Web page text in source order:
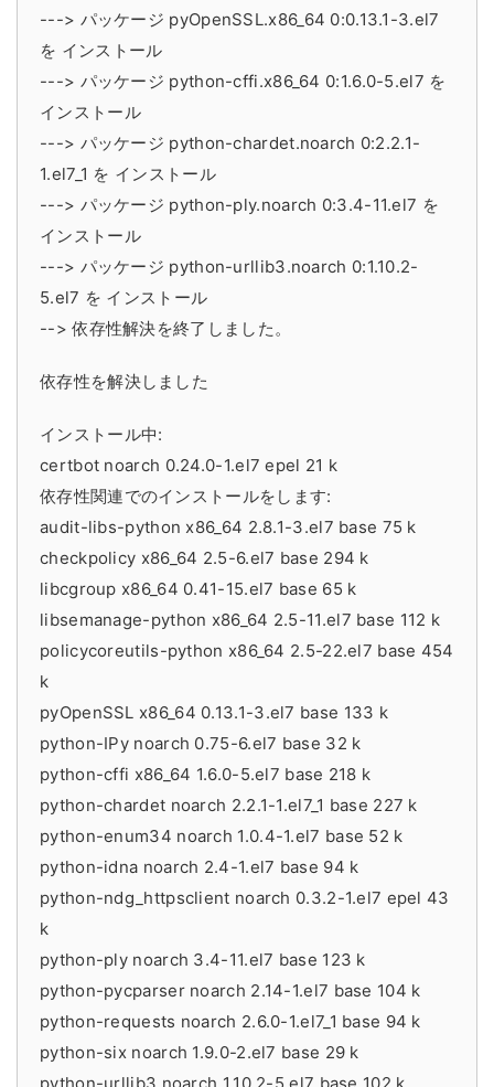
---> パッケージ pyOpenSSL.x86_64 0:0.13.1-3.el7
を インストール
---> パッケージ python-cffi.x86_64 0:1.6.0-5.el7 を
インストール
---> パッケージ python-chardet.noarch 0:2.2.1-
1.el7_1 を インストール
---> パッケージ python-ply.noarch 0:3.4-11.el7 を
インストール
---> パッケージ python-urllib3.noarch 0:1.10.2-
5.el7 を インストール
--> 依存性解決を終了しました。
依存性を解決しました
インストール中:
certbot noarch 0.24.0-1.el7 epel 21 k
依存性関連でのインストールをします:
audit-libs-python x86_64 2.8.1-3.el7 base 75 k
checkpolicy x86_64 2.5-6.el7 base 294 k
libcgroup x86_64 0.41-15.el7 base 65 k
libsemanage-python x86_64 2.5-11.el7 base 112 k
policycoreutils-python x86_64 2.5-22.el7 base 454
k
pyOpenSSL x86_64 0.13.1-3.el7 base 133 k
python-IPy noarch 0.75-6.el7 base 32 k
python-cffi x86_64 1.6.0-5.el7 base 218 k
python-chardet noarch 2.2.1-1.el7_1 base 227 k
python-enum34 noarch 1.0.4-1.el7 base 52 k
python-idna noarch 2.4-1.el7 base 94 k
python-ndg_httpsclient noarch 0.3.2-1.el7 epel 43
k
python-ply noarch 3.4-11.el7 base 123 k
python-pycparser noarch 2.14-1.el7 base 104 k
python-requests noarch 2.6.0-1.el7_1 base 94 k
python-six noarch 1.9.0-2.el7 base 29 k
python-urllib3 noarch 1.10.2-5.el7 base 102 k